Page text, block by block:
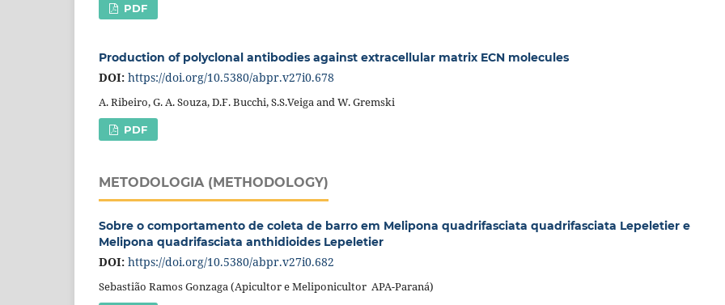
PDF
Production of polyclonal antibodies against extracellular matrix ECN molecules
DOI: https://doi.org/10.5380/abpr.v27i0.678
A. Ribeiro, G. A. Souza, D.F. Bucchi, S.S.Veiga and W. Gremski
PDF
METODOLOGIA (METHODOLOGY)
Sobre o comportamento de coleta de barro em Melipona quadrifasciata quadrifasciata Lepeletier e
Melipona quadrifasciata anthidioides Lepeletier
DOI: https://doi.org/10.5380/abpr.v27i0.682
Sebastião Ramos Gonzaga (Apicultor e Meliponicultor  APA-Paraná)